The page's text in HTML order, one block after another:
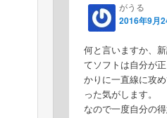
がうる
2016年9月
何と言いますか、
てソフトは自分が
かりに一直線に攻
った気がします。
なので一度自分の